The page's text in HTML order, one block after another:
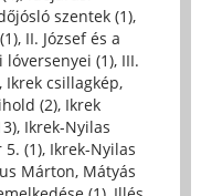
szentek (1),
, II. József és a
lóversenyei (1), III.
Ikrek csillagkép,
(2), Ikrek
, Ikrek-Nyilas
(1), Ikrek-Nyilas
Márton, Mátyás